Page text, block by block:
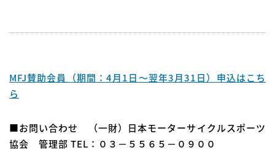
MFJ賛助会員（期間：4月1日～翌年3月31日）申込はこち
ら
■お問い合わせ （一財）日本モーターサイクルスポーツ
協会 管理部 TEL：０３－５５６５－０９００